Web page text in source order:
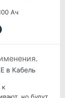
Ач
в Кабель
к
но будут